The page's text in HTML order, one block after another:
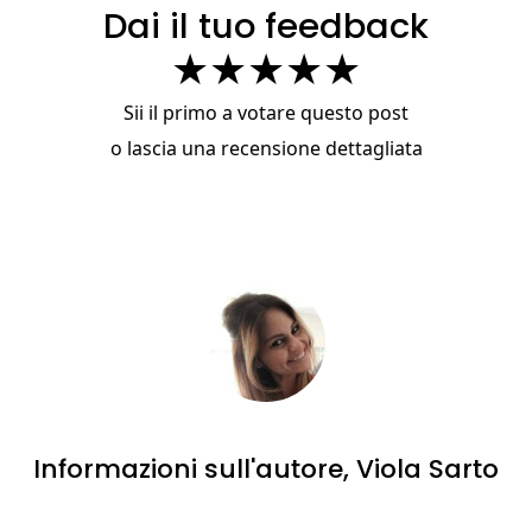
Dai il tuo feedback
★★★★★
Sii il primo a votare questo post
o lascia una recensione dettagliata
Informazioni sull'autore,Viola Sarto